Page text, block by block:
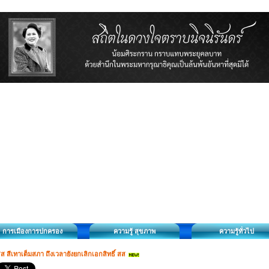
การเมืองการปกครอง ความรู้ สุขภาพ ความรู้ทั่วไป
สีเทาเต็มสภา ถึงเวลายังยกเลิกเอกสิทธิ์ สส